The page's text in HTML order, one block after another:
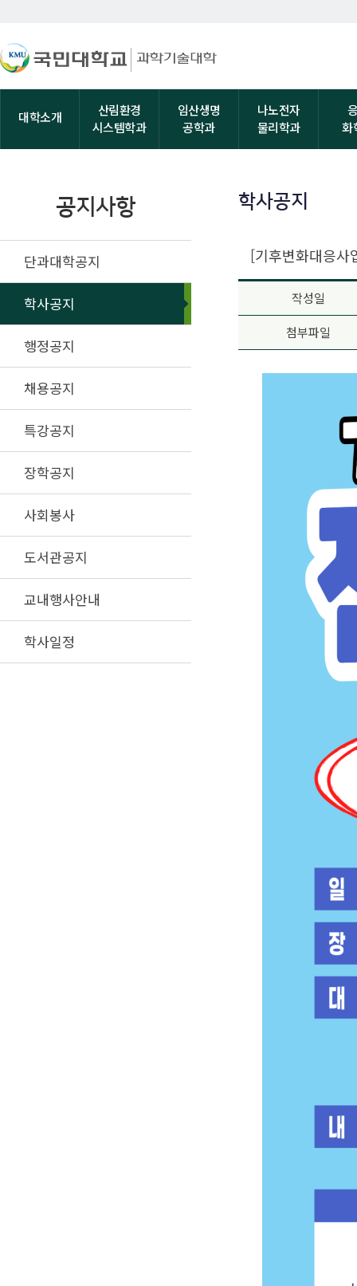
대학소개
산림환경
시스템학과
임산생명
공학과
나노전자
물리학과
화
공지사항
단과대학공지
학사공지
행정공지
채용공지
특강공지
장학공지
사회봉사
도서관공지
교내행사안내
학사일정
학사공지
[기후변화대응
작성일
첨부파일